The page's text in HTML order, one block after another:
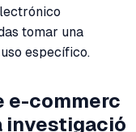
tomar una
específico.
e-commerc
investigació